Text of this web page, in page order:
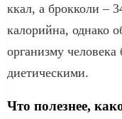
ккал, а брокколи –
калорийна, однако
организму
диетическими.
Что полезнее,